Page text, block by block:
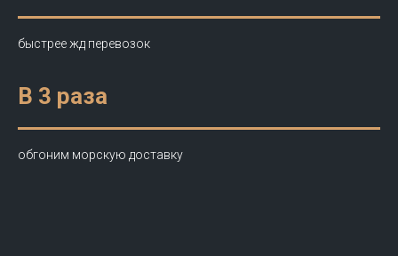
быстрее жд перевозок
В 3 раза
обгоним морскую доставку